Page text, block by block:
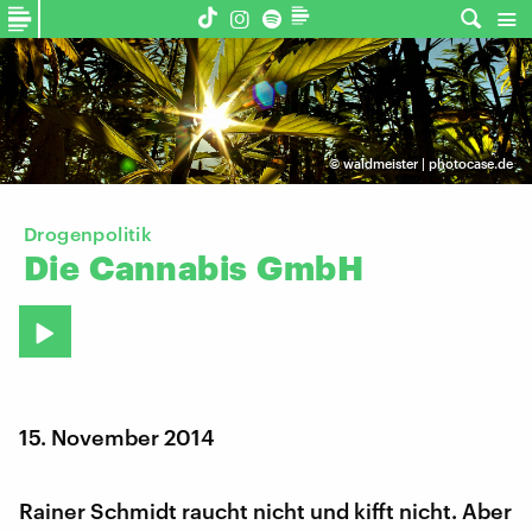
©waldmeister | photocase.de
Drogenpolitik
Die Cannabis GmbH
15. November 2014
Rainer Schmidt raucht nicht und kifft nicht. Aber